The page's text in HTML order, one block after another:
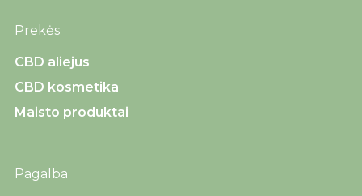
Prekės
CBD aliejus
CBD kosmetika
Maisto produktai
Pagalba